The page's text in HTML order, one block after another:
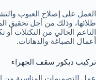
العمل على إصلاح العيوب
طلائها، وذلك من أجل تحقيق
الناعم الخالي من التكتلات أو
أعمال الصباغة والدهانات.
تركيب ديكور سقف الجهراء